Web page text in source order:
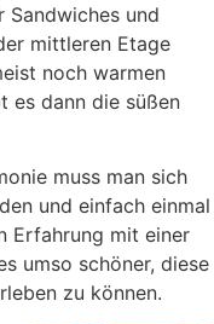
und
mittleren Etage
noch warmen
es dann die süßen
muss man sich
und einfach einmal
Erfahrung mit einer
umso schöner, diese
zu können.